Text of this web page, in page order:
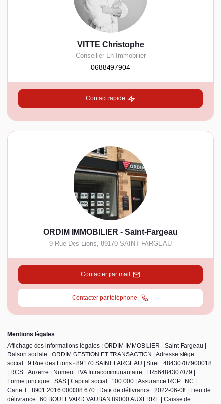
VITTE Christophe
Conseiller En Immobilier
0688497904
Contact rapide
ORDIM IMMOBILIER - Saint-Fargeau
9 Rue Des Lions 89170 SAINT FARGEAU
Contacter par mail
Contacter par téléphone
Mentions légales
Affichage des informations légales : ORDIM IMMOBILIER - Saint-Fargeau |
Raison sociale : ORDIM GESTION ET TRANSACTION | Adresse siège
social : 9 Rue des Lions - 89170 SAINT FARGEAU | Siret : 48430707900018
| RCS : Auxerre | Numero TVA Intracommunautaire : FR56484307079 |
Forme juridique : SAS | Capital social : 100 000 | Assurance RCP : NC |
Carte T : 8901 2016 000008 670 | Date de délivrance : 2022-06-08 | Lieu de
délivrance : 60 BOULEVARD VAUBAN 89000 AUXERRE | Caisse de